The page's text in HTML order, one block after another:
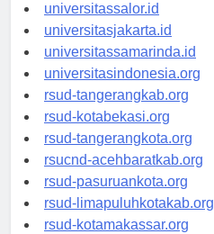
universitassalor.id
universitasjakarta.id
universitassamarinda.id
universitasindonesia.org
rsud-tangerangkab.org
rsud-kotabekasi.org
rsud-tangerangkota.org
rsucnd-acehbaratkab.org
rsud-pasuruankota.org
rsud-limapuluhkotakab.org
rsud-kotamakassar.org